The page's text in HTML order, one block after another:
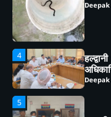
5
वाले